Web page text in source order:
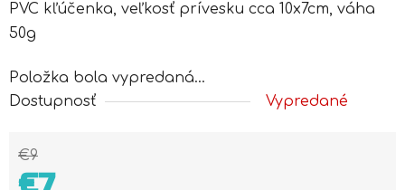
PVC kľúčenka, veľkosť prívesku cca 10x7cm, váha
50g
Položka bola vypredaná…
Dostupnosť
Vypredané
€9